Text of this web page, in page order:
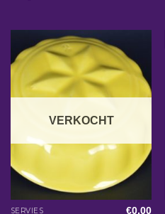
VERKOCHT
SERVIES €0,00